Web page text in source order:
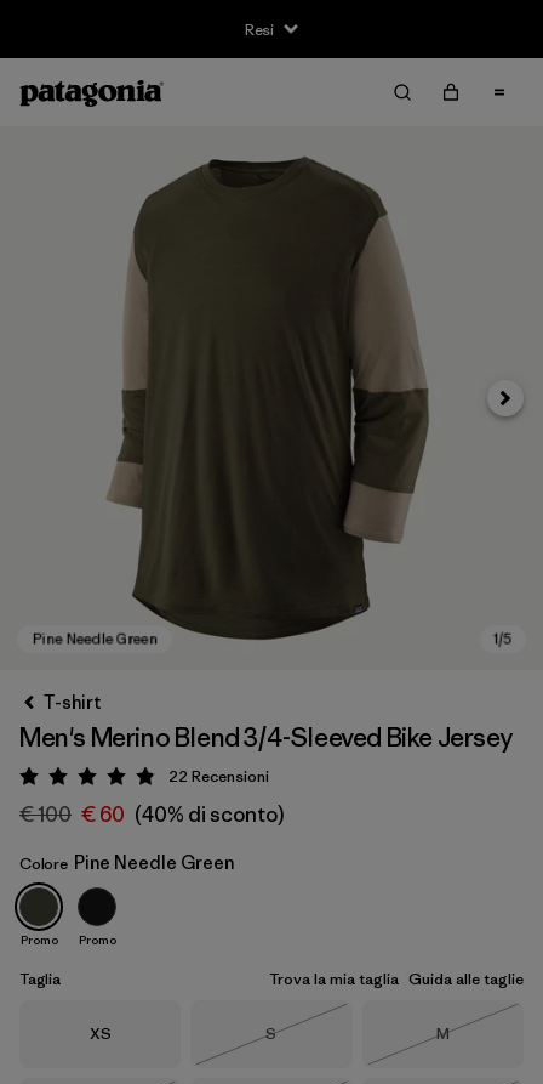
Resi
Pine Needle Green
Avanti
T-shirt
Men's Merino Blend 3/4-Sleeved Bike Jersey
Valutazione: 4.9 / 5
22 Recensioni
€ 100 € 60 (40% di sconto)
Colore Pine Needle Green
Promo Promo
Taglia Trova la mia taglia Guida alle taglie
Taglia
XS Taglia
S
Taglia
M